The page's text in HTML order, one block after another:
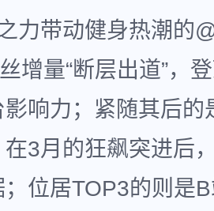
力带动健身热潮的
增量“断层出道”，
响力；紧随其后的
3月的狂飙突进后
位居TOP3的则是